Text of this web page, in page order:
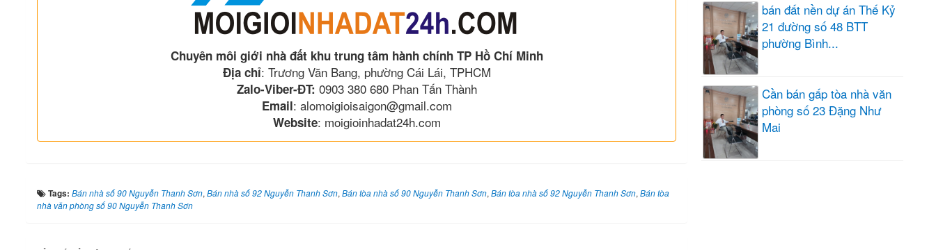
Chuyên môi giới nhà đất khu trung tâm hành chính TP Hồ Chí Minh
Địa chỉ: Trương Văn Bang, phường Cái Lái, TPHCM
Zalo-Viber-ĐT: 0903 380 680 Phan Tấn Thành
Email: alomoigioisaigon@gmail.com
Website: moigioinhadat24h.com
Tags: Bán nhà số 90 Nguyễn Thanh Sơn, Bán nhà số 92 Nguyễn Thanh Sơn, Bán tòa nhà số 90 Nguyễn Thanh Sơn, Bán tòa nhà số 92 Nguyễn Thanh Sơn, Bán tòa
nhà văn phòng số 90 Nguyễn Thanh Sơn
bán đất nền dự án Thế Kỷ
21 đường số 48 BTT
phường Bình...
Cần bán gấp tòa nhà văn
phòng số 23 Đặng Như
Mai